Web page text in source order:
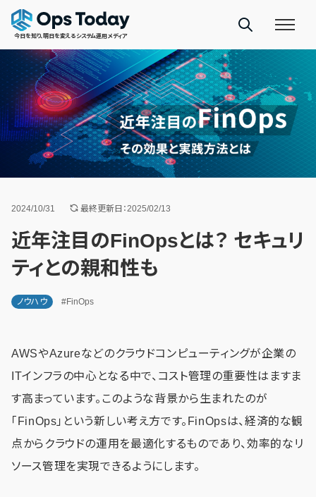
今日を知り、明日を変えるシステム運用メディア
2024/10/31 最終更新日：2025/02/13
近年注目のFinOpsとは？ セキュリ
ティとの親和性も
ノウハウ #FinOps
AWSやAzureなどのクラウドコンピューティングが企業の
ITインフラの中心となる中で、コスト管理の重要性はますま
す高まっています。このような背景から生まれたのが
「FinOps」という新しい考え方です。FinOpsは、経済的な観
点からクラウドの運用を最適化するものであり、効率的なリ
ソース管理を実現できるようにします。